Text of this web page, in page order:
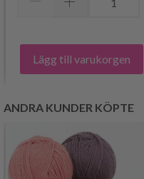
Lägg till varukorgen
ANDRA KUNDER KÖPTE